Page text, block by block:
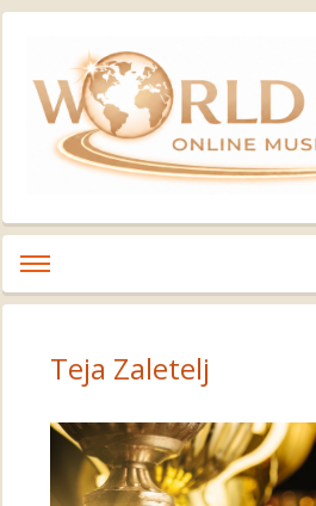
Teja Zaletelj